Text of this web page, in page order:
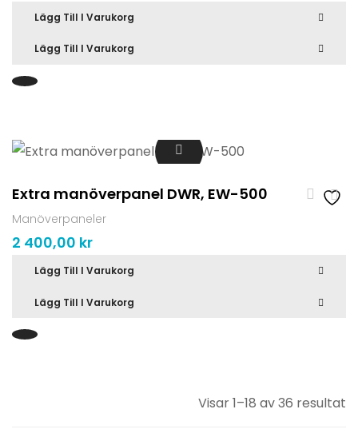
Lägg Till I Varukorg
Lägg Till I Varukorg
Extra manöverpanel DWR, EW-500
Manöverpaneler
2 400,00 kr
Lägg Till I Varukorg
Lägg Till I Varukorg
Visar 1–18 av 36 resultat